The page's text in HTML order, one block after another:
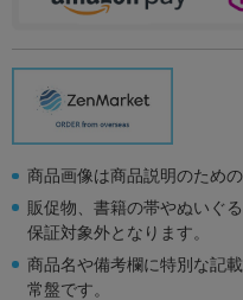
商品画像は商品説明のため
販促物、書籍の帯やぬいぐ
保証対象外となります。
商品名や備考欄に特別な記
常盤です。